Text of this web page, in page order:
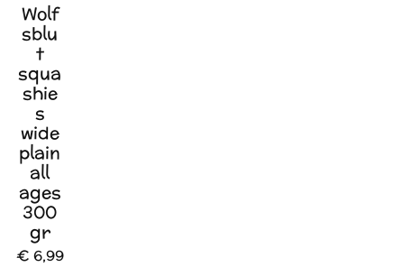
Wolf
sblu
t
squa
shie
s
wide
plain
all
ages
300
gr
€ 6,99